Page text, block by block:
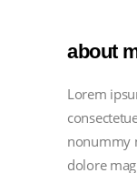
about
Lorem
nonummy
dolore